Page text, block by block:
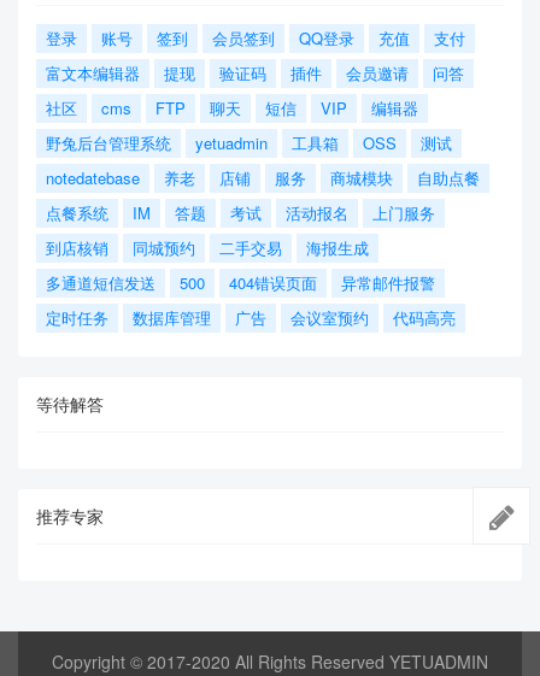
登录 账号 签到 会员签到 QQ登录 充值
支付
富文本编辑器
提现 验证码 插件 会员邀请
问答
社区
cms FTP 聊天 短信 VIP
编辑器
野兔后台管理系统
yetuadmin 工具箱 OSS
测试
notedatebase
养老 店铺 服务 商城模块
自助点餐
点餐系统
IM 答题 考试 活动报名
上门服务
到店核销
同城预约 二手交易
海报生成
多通道短信发送
500 404错误页面
异常邮件报警
定时任务
数据库管理 广告 会议室预约 代码高亮
等待解答
推荐专家
Copyright © 2017-2020 All Rights Reserved YETUADMIN